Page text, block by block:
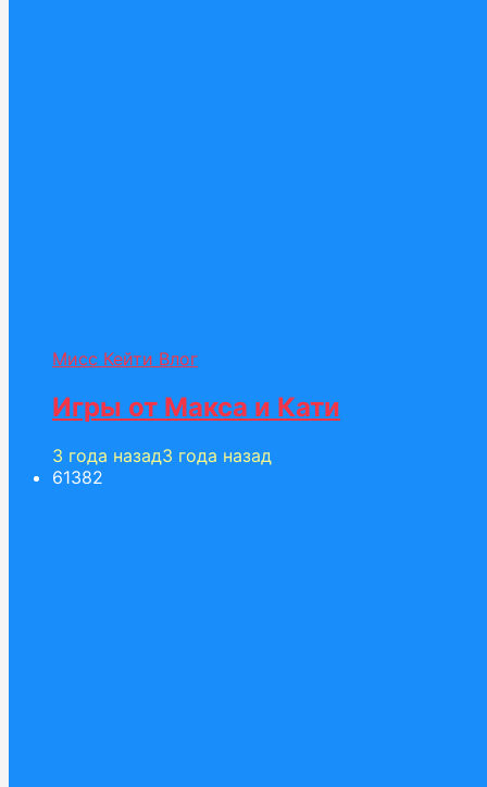
Мисс Кейти Влог
Игры от Макса и Кати
3 года назад3 года назад
61382